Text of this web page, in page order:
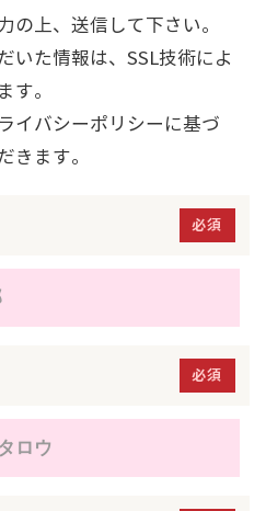
の上、送信して下さい。
いた情報は、SSL技術によ
す。
イバシーポリシーに基づ
きます。
必須
必須